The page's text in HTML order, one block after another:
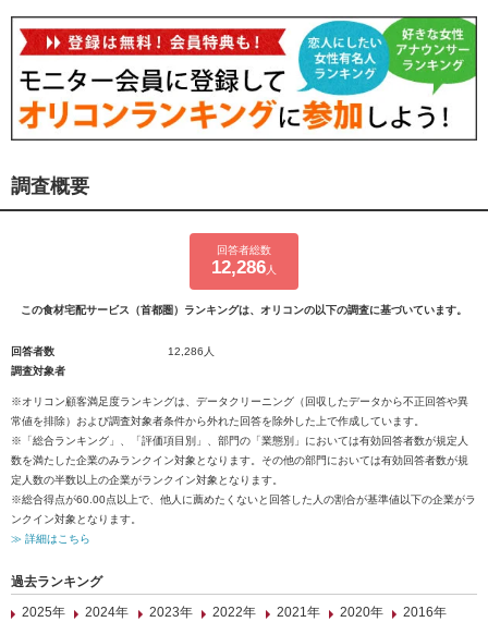
調査概要
回答者総数
12,286 人
この食材宅配サービス（首都圏）ランキングは、オリコンの以下の調査に基づいています。
回答者数
12,286人
調査対象者
※オリコン顧客満足度ランキングは、データクリーニング（回収したデータから不正回答や異
常値を排除）および調査対象者条件から外れた回答を除外した上で作成しています。
※「総合ランキング」、「評価項目別」、部門の「業態別」においては有効回答者数が規定人
数を満たした企業のみランクイン対象となります。その他の部門においては有効回答者数が規
定人数の半数以上の企業がランクイン対象となります。
※総合得点が60.00点以上で、他人に薦めたくないと回答した人の割合が基準値以下の企業がラ
ンクイン対象となります。
≫ 詳細はこちら
過去ランキング
2025年
2024年 2023年 2022年 2021年 2020年
2016年